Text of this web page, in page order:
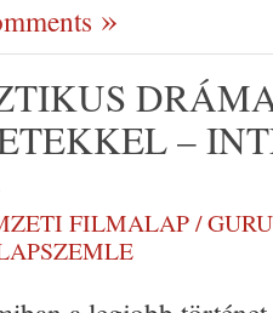
–
FILMALAP /